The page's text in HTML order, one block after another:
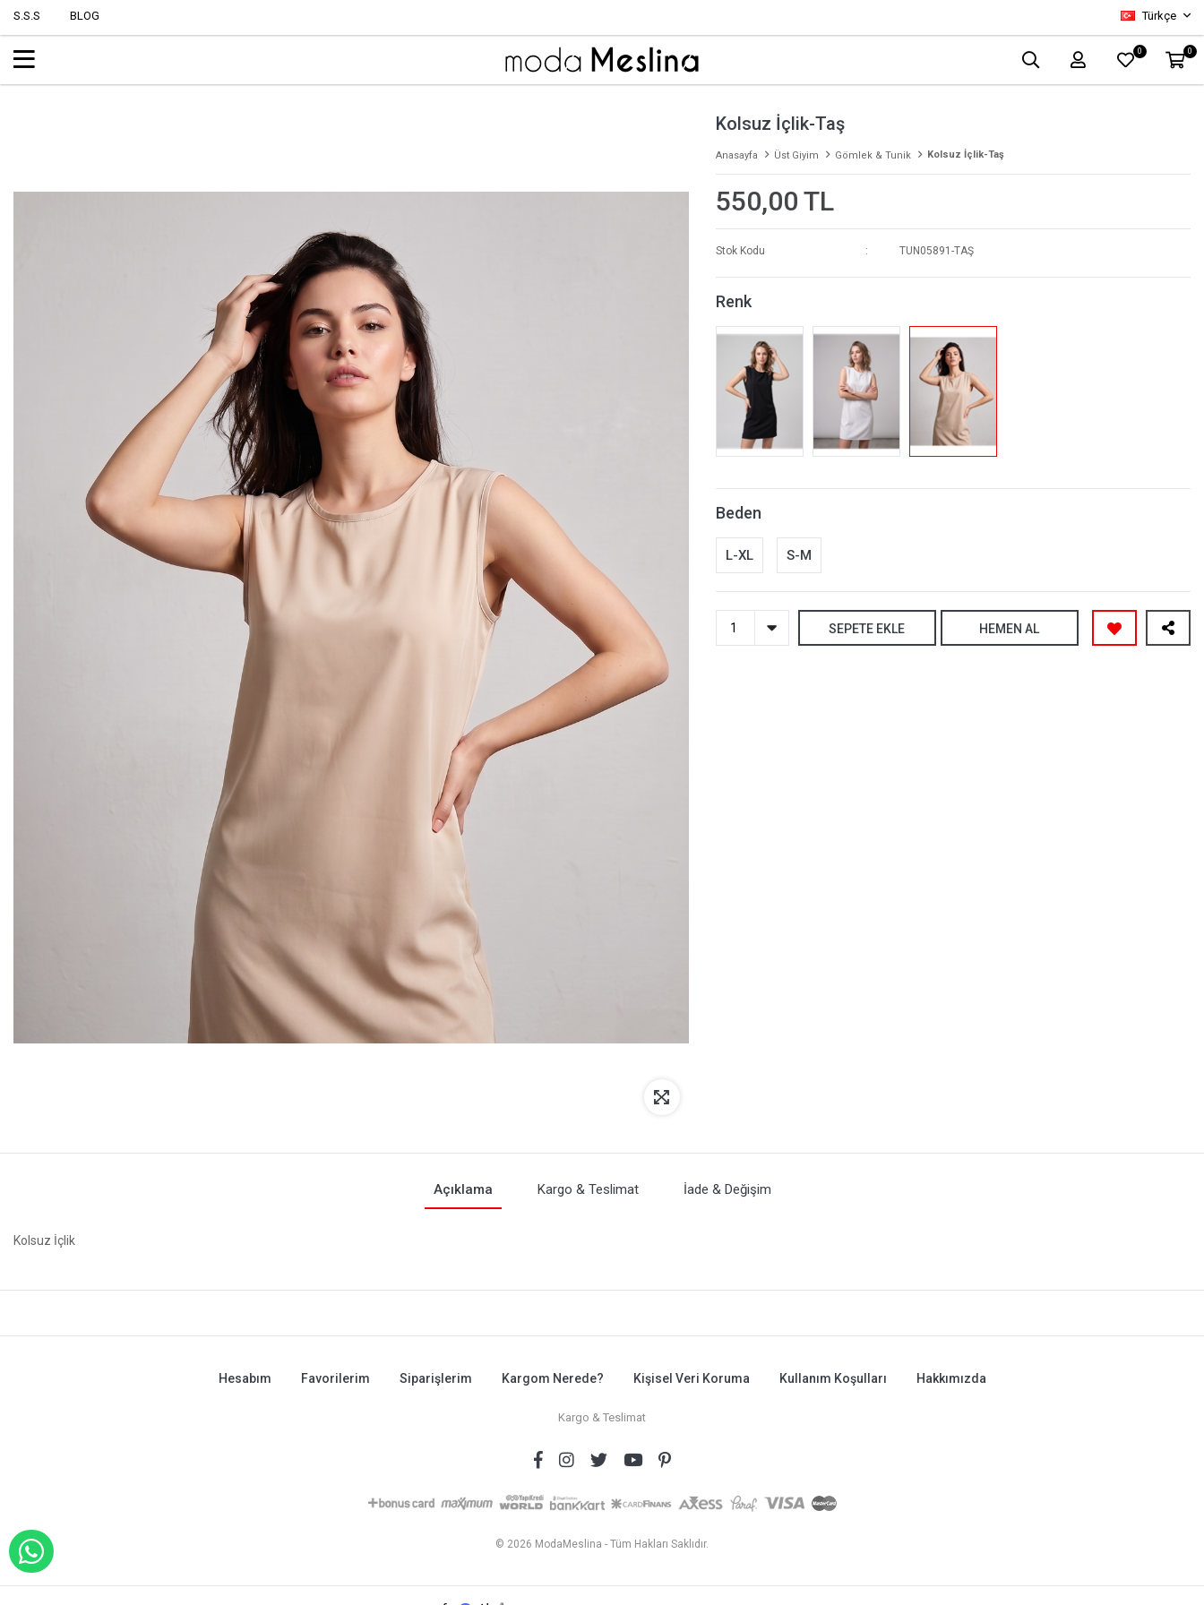
S.S.S BLOG Türkçe
0 0
Kolsuz İçlik-Taş
Anasayfa Üst Giyim Gömlek & Tunik Kolsuz İçlik-Taş
550,00 TL
Stok Kodu TUN05891-TAŞ
Renk
Beden
L-XL S-M
SEPETE EKLE HEMEN AL
Açıklama Kargo & Teslimat İade & Değişim
Kolsuz İçlik
Hesabım Favorilerim Siparişlerim Kargom Nerede? Kişisel Veri Koruma Kullanım Koşulları Hakkımızda
Kargo & Teslimat
© 2026 ModaMeslina - Tüm Hakları Saklıdır.